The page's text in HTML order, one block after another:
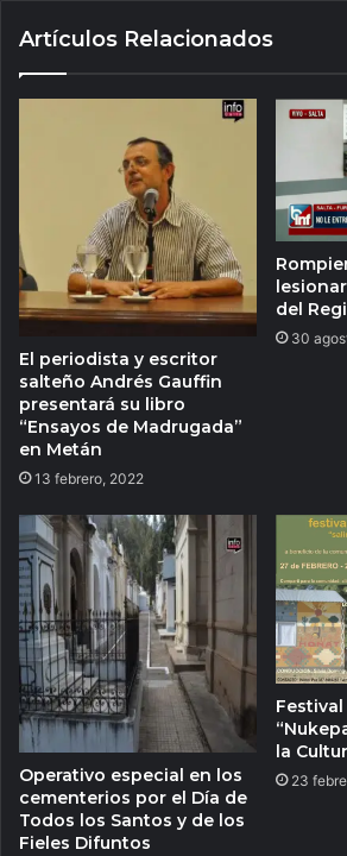
Artículos Relacionados
El periodista y escritor
salteño Andrés Gauffin
presentará su libro
“Ensayos de Madrugada”
en Metán
13 febrero, 2022
del
30
Operativo especial en los
cementerios por el Día de
Todos los Santos y de los
Fieles Difuntos
la
23